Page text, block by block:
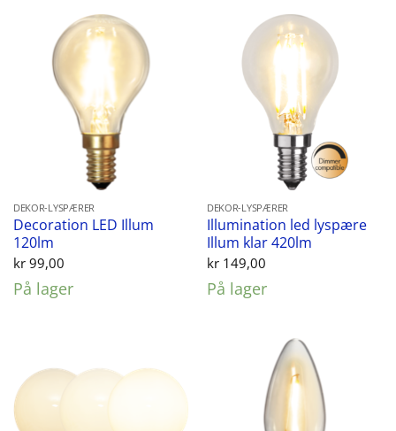
DEKOR-LYSPÆRER
Decoration LED Illum
120lm
kr99,00
På lager
DEKOR-LYSPÆRER
Illumination led lyspære
Illum klar 420lm
kr149,00
På lager